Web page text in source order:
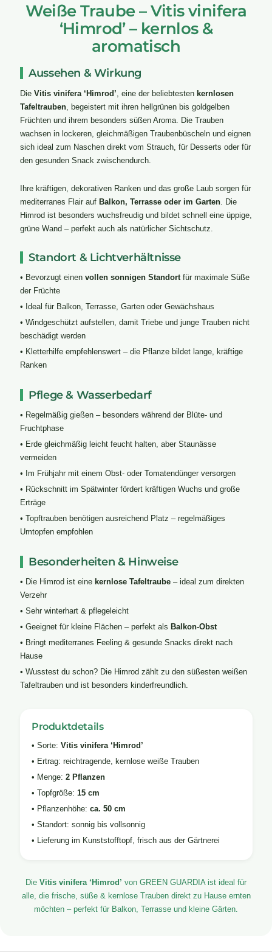
Weiße Traube – Vitis vinifera
‘Himrod’ – kernlos &
aromatisch
Aussehen & Wirkung
Die Vitis vinifera ‘Himrod’, eine der beliebtesten kernlosen
Tafeltrauben, begeistert mit ihren hellgrünen bis goldgelben
Früchten und ihrem besonders süßen Aroma. Die Trauben
wachsen in lockeren, gleichmäßigen Traubenbüscheln und eignen
sich ideal zum Naschen direkt vom Strauch, für Desserts oder für
den gesunden Snack zwischendurch.
Ihre kräftigen, dekorativen Ranken und das große Laub sorgen für
mediterranes Flair auf Balkon, Terrasse oder im Garten. Die
Himrod ist besonders wuchsfreudig und bildet schnell eine üppige,
grüne Wand – perfekt auch als natürlicher Sichtschutz.
Standort & Lichtverhältnisse
• Bevorzugt einen vollen sonnigen Standortfür maximale Süße
der Früchte
• Ideal für Balkon, Terrasse, Garten oder Gewächshaus
• Windgeschützt aufstellen, damit Triebe und junge Trauben nicht
beschädigt werden
• Kletterhilfe empfehlenswert – die Pflanze bildet lange, kräftige
Ranken
Pflege & Wasserbedarf
• Regelmäßig gießen – besonders während der Blüte- und
Fruchtphase
• Erde gleichmäßig leicht feucht halten, aber Staunässe
vermeiden
• Im Frühjahr mit einem Obst- oder Tomatendünger versorgen
• Rückschnitt im Spätwinter fördert kräftigen Wuchs und große
Erträge
• Topftrauben benötigen ausreichend Platz – regelmäßiges
Umtopfen empfohlen
Besonderheiten & Hinweise
• Die Himrod ist eine kernlose Tafeltraube– ideal zum direkten
Verzehr
• Sehr winterhart & pflegeleicht
• Geeignet für kleine Flächen – perfekt als Balkon-Obst
• Bringt mediterranes Feeling & gesunde Snacks direkt nach
Hause
• Wusstest du schon? Die Himrod zählt zu den süßesten weißen
Tafeltrauben und ist besonders kinderfreundlich.
Produktdetails
• Sorte: Vitis vinifera ‘Himrod’
• Ertrag: reichtragende, kernlose weiße Trauben
• Menge: 2 Pflanzen
• Topfgröße: 15 cm
• Pflanzenhöhe: ca. 50 cm
• Standort: sonnig bis vollsonnig
• Lieferung im Kunststofftopf, frisch aus der Gärtnerei
Die Vitis vinifera ‘Himrod’ von GREEN GUARDIA ist ideal für
alle, die frische, süße & kernlose Trauben direkt zu Hause ernten
möchten – perfekt für Balkon, Terrasse und kleine Gärten.